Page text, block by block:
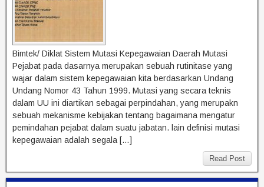
Bimtek/ Diklat Sistem Mutasi Kepegawaian Daerah Mutasi
Pejabat pada dasarnya merupakan sebuah rutinitase yang
wajar dalam sistem kepegawaian kita berdasarkan Undang
Undang Nomor 43 Tahun 1999. Mutasi yang secara teknis
dalam UU ini diartikan sebagai perpindahan, yang merupakn
sebuah mekanisme kebijakan tentang bagaimana mengatur
pemindahan pejabat dalam suatu jabatan. lain definisi mutasi
kepegawaian adalah segala […]
Read Post